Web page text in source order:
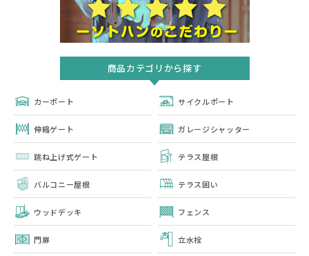
商品カテゴリから探す
カーポート サイクルポート
伸縮ゲート ガレージシャッター
跳ね上げ式ゲート テラス屋根
バルコニー屋根 テラス囲い
ウッドデッキ フェンス
門扉 立水栓